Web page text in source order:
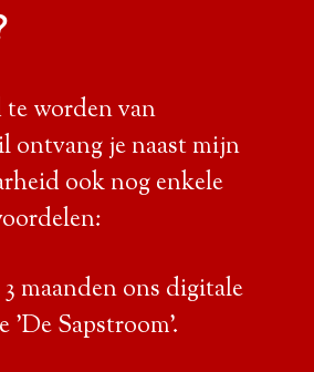
worden van
ontvang je naast mijn
ook nog enkele
maanden ons digitale
'De Sapstroom'.